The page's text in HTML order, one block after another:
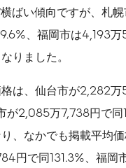
ばい傾向ですが、札
、福岡市は4,193万
りました。
は、仙台市が2,282
が2,085万7,738円で同
、なかでも掲載平均
円で同131.3%、福岡